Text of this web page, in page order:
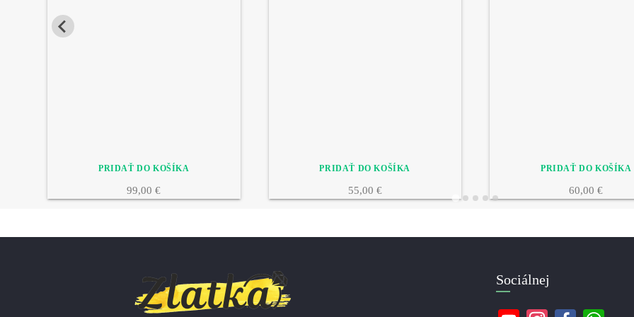
99,00 € 55,00 € 60,00 €
Sociálnej